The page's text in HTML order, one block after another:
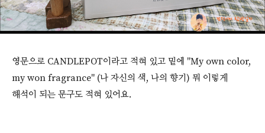
영문으로 CANDLEPOT이라고 적혀 있고 밑에 "My own color,
my won fragrance" (나 자신의 색, 나의 향기) 뭐 이렇게
해석이 되는 문구도 적혀 있어요.